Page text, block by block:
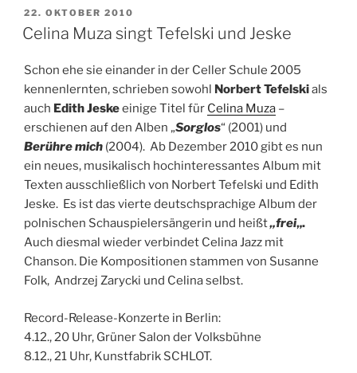
VERÖFFENTLICHT
AM
22. OKTOBER 2010
Celina Muza singt Tefelski und Jeske
Schon ehe sie einander in der Celler Schule 2005
kennenlernten, schrieben sowohl Norbert Tefelskials
auch Edith Jeskeeinige Titel für Celina Muza –
erschienen auf den Alben „Sorglos“ (2001) und
Berühre mich  (2004). Ab Dezember 2010 gibt es nun
ein neues, musikalisch hochinteressantes Album mit
Texten ausschließlich von Norbert Tefelski und Edith
Jeske. Es ist das vierte deutschsprachige Album der
polnischen Schauspielersängerin und heißt„frei„.
Auch diesmal wieder verbindet Celina Jazz mit
Chanson. Die Kompositionen stammen von Susanne
Folk, Andrzej Zarycki und Celina selbst.
Record-Release-Konzerte in Berlin:
4.12., 20 Uhr, Grüner Salon der Volksbühne
8.12., 21 Uhr, Kunstfabrik SCHLOT.